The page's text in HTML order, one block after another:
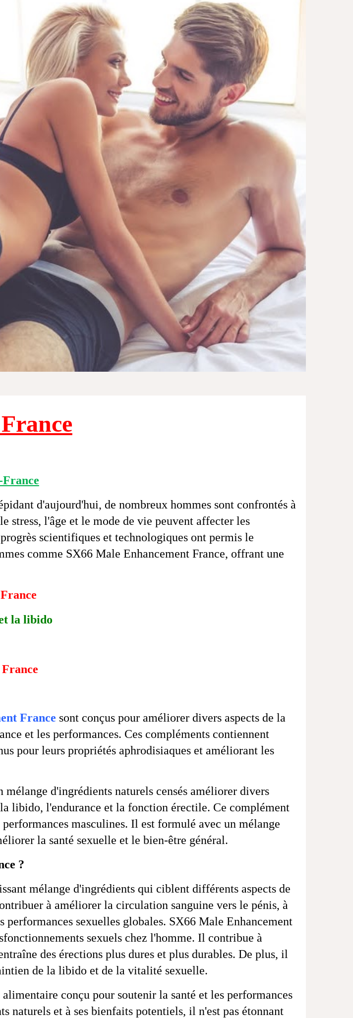
d'aujourd'hui, de nombreux hommes sont confrontés à
stress, l'âge et le mode de vie peuvent affecter les
scientifiques et technologiques ont permis le
comme SX66 Male Enhancement France, offrant une
la libido
France sont conçus pour améliorer divers aspects de la
et les performances. Ces compléments contiennent
pour leurs propriétés aphrodisiaques et améliorant les
mélange d'ingrédients naturels censés améliorer divers
libido, l'endurance et la fonction érectile. Ce complément
masculines. Il est formulé avec un mélange
la santé sexuelle et le bien-être général.
?
mélange d'ingrédients qui ciblent différents aspects de
à améliorer la circulation sanguine vers le pénis, à
sexuelles globales. SX66 Male Enhancement
sexuels chez l'homme. Il contribue à
des érections plus dures et plus durables. De plus, il
de la libido et de la vitalité sexuelle.
conçu pour soutenir la santé et les performances
naturels et à ses bienfaits potentiels, il n'est pas étonnant